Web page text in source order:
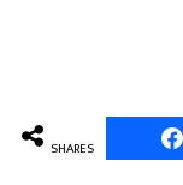
SHARES